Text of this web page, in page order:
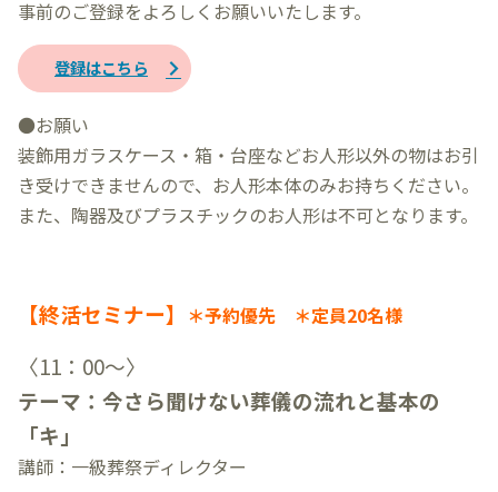
事前のご登録をよろしくお願いいたします。
登録はこちら
●お願い
装飾用ガラスケース・箱・台座などお人形以外の物はお引
き受けできませんので、お人形本体のみお持ちください。
また、陶器及びプラスチックのお人形は不可となります。
【終活セミナー】 ＊予約優先 ＊定員20名様
〈11：00～〉
テーマ：今さら聞けない葬儀の流れと基本の
「キ」
講師：一級葬祭ディレクター